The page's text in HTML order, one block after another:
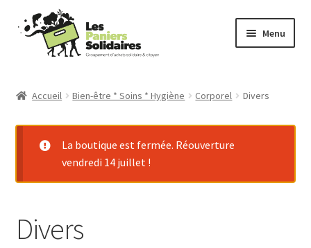
Aller
Aller
contenu
Menu
Mode d’emploi
Qui sommes-nous ?
Actu
Accueil Bien-être * Soins * Hygiène Corporel Divers
La boutique est fermée. Réouverture
vendredi 14 juillet !
Divers